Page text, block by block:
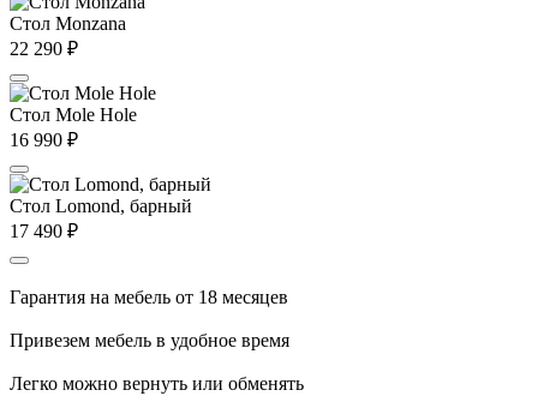
Стол Monzana
22 290 ₽
Стол Mole Hole
16 990 ₽
Стол Lomond, барный
17 490 ₽
Гарантия на мебель от 18 месяцев
Привезем мебель в удобное время
Легко можно вернуть или обменять